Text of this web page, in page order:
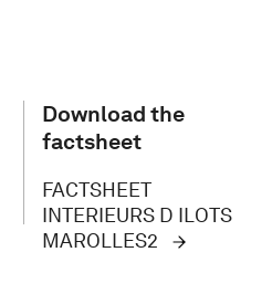
Download the
factsheet
FACTSHEET
INTERIEURS D ILOTS
MAROLLES2